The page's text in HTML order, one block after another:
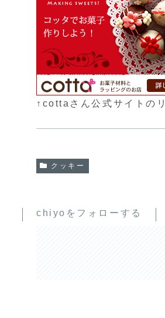
↑cottaさん公式サイトの
クッキー
chiyoをフォローする